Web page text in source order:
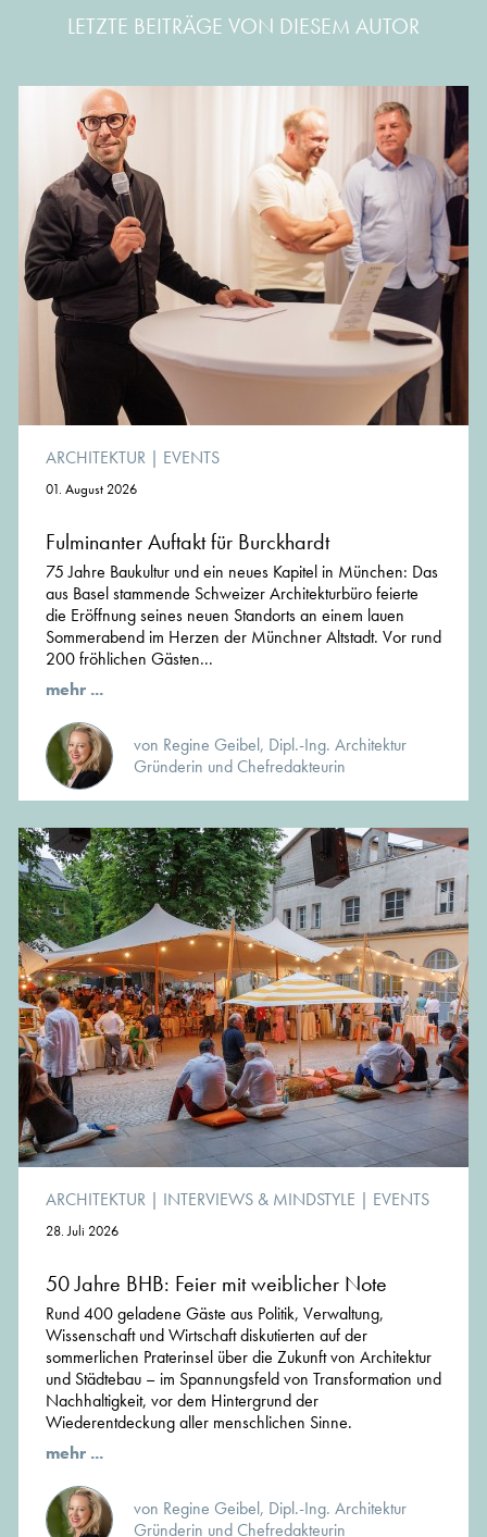
2017
Zweijährige Ausbildung zur systemischen
Coachin und Organisations-
2010 bis heute
STUDIO REGINE GEIBEL: Hochbau-
Planung, Innenarchitektur und Creative
2004 bis heute
Onlinestart MünchenArchitektur
2002
Idee, Konzeption, Realisierung
MünchenArchitektur
1997 bis 2004
freiberuflich tätig im Bereich Architektur
und Innenarchitektur
bis 1998
Architekturstudium mit Diplom
Vor langer Zeit
einige Semester Malerei|Bildhauerei an
der Kunstakademie Düsseldorf
Portraitfoto © Matthias Kunert
LETZTE BEITRÄGE VON DIESEM AUTOR
ARCHITEKTUR | EVENTS
01. August 2026
Fulminanter Auftakt für Burckhardt
75 Jahre Baukultur und ein neues Kapitel in München: Das
aus Basel stammende Schweizer Architekturbüro feierte
die Eröffnung seines neuen Standorts an einem lauen
Sommerabend im Herzen der Münchner Altstadt. Vor rund
200 fröhlichen Gästen...
mehr ...
von Regine Geibel, Dipl.-Ing. Architektur
Gründerin und Chefredakteurin
ARCHITEKTUR | INTERVIEWS & MINDSTYLE | EVENTS
28. Juli 2026
50 Jahre BHB: Feier mit weiblicher Note
Rund 400 geladene Gäste aus Politik, Verwaltung,
Wissenschaft und Wirtschaft diskutierten auf der
sommerlichen Praterinsel über die Zukunft von Architektur
und Städtebau – im Spannungsfeld von Transformation und
Nachhaltigkeit, vor dem Hintergrund der
Wiederentdeckung aller menschlichen Sinne.
mehr ...
von Regine Geibel, Dipl.-Ing. Architektur
Gründerin und Chefredakteurin